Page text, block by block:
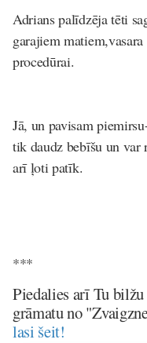
Adrians palīdzēja tēti
garajiem
procedūrai.
Jā, un pavisam
tik daudz bebīšu un var
arī ļoti patīk.
***
Piedalies arī Tu
grāmatu no
lasi šeit!